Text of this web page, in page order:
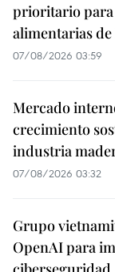
prioritario para
alimentarias
07/08/2026 03:59
Mercado
crecimiento
industria
07/08/2026 03:32
Grupo
OpenAI para